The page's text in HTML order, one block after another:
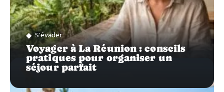
S'évader
Voyager à La Réunion : conseils
pratiques pour organiser un
séjour parfait